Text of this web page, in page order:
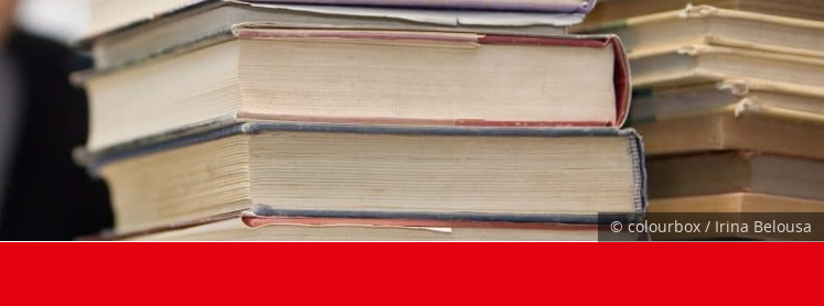
© colourbox / Irina Belousa